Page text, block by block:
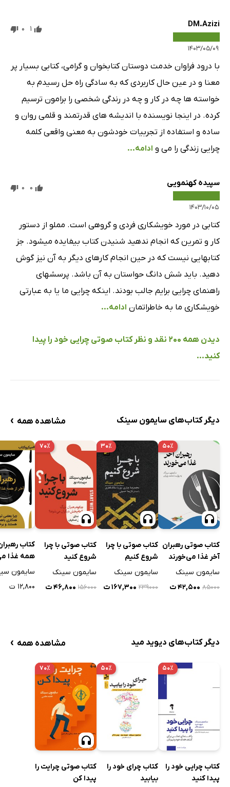
DM.Azizi
۱۴۰۳/۰۵/۰۹
1
0
با درود فراوان خدمت دوستان کتابخوان و گرامی، کتابی بسیار پر
معنا و در عین حال کاربردی که به سادگی راه حل رسیدم به
خواسته ها چه در کار و چه در رندگی شخصی را برامون ترسیم
کرده. در اینجا نویسنده با اندیشه های قدرتمند و قلمی روان و
ساده و استفاده از تجربیات خودشون به معنی واقعی کلمه
چرایی زندگی را می و ادامه...
سپیده کهنمویی
۱۴۰۳/۱۰/۰۵
0
0
کتابی در مورد خویشکاری فردی و گروهی است. مملو از دستور
کار و تمرین که انجام ندهید شنیدن کتاب بیفایده میشود. جز
کتابهایی نیست که در حین انجام کارهای دیگر به آن نیز گوش
دهید. باید شش دانگ حواستان به آن باشد. پرسشهای
راهنمای چرایی برایم جالب بودند. اینکه چرایی ما یا به عبارتی
خویشکاری ما به خاطراتمان ادامه...
دیدن همه 200 نقد و نظر کتاب صوتی چرایی خود را پیدا
کنید...
دیگر کتاب‌های سایمون سینک مشاهده همه ›
۵۰٪
کتاب صوتی رهبران
آخر غذا می‌خورند
سایمون سینک
۸۵۰۰۰ ۴۲,۵۰۰ ت
۳۰٪
کتاب صوتی با چرا
شروع کنیم
سایمون سینک
۲۳۹۰۰۰ ۱۶۷,۳۰۰ ت
۷۰٪
کتاب صوتی با چرا
شروع کنید
سایمون سینک
۱۵۶۰۰۰ ۴۶,۸۰۰ ت
کتاب
همه غذا
چرا بعضی
موفق
سایمون
۱۲,۸۰۰ ت
دیگر کتاب‌های دیوید مید مشاهده همه ›
۵۰٪
کتاب چرایی‌ خود را
پیدا کنید
۵۰٪
کتاب چرای خود را
بیابید
۷۰٪
کتاب صوتی چرایت را
پیدا کن